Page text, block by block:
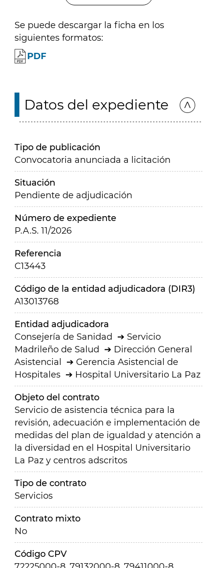
Se puede descargar la ficha en los
siguientes formatos:
PDF
Datos del expediente
Tipo de publicación
Convocatoria anunciada a licitación
Situación
Pendiente de adjudicación
Número de expediente
P.A.S. 11/2026
Referencia
C13443
Código de la entidad adjudicadora (DIR3)
A13013768
Entidad adjudicadora
Consejería de Sanidad
Servicio
Madrileño de Salud
Dirección General
Asistencial
Gerencia Asistencial de
Hospitales
Hospital Universitario La Paz
Objeto del contrato
Servicio de asistencia técnica para la
revisión, adecuación e implementación de
medidas del plan de igualdad y atención a
la diversidad en el Hospital Universitario
La Paz y centros adscritos
Tipo de contrato
Servicios
Contrato mixto
No
Código CPV